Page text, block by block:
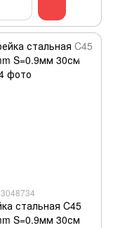
стальная C45
S=0.9мм 30см